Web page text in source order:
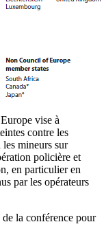
vise à
contre les
les mineurs sur
policière et
en particulier en
par les opérateurs
la conférence pour